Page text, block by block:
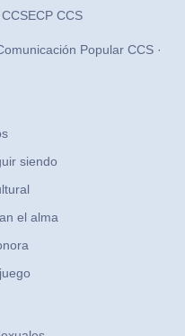
ECP CCS
Popular CCS ·
siendo
el alma